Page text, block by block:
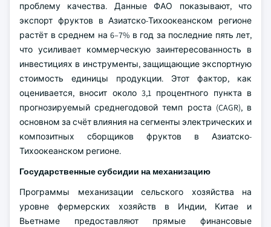
проблему качества. Данные ФАО показывают, что
экспорт фруктов в Азиатско-Тихоокеанском регионе
растёт в среднем на 6–7% в год за последние пять лет,
что усиливает коммерческую заинтересованность в
инвестициях в инструменты, защищающие экспортную
стоимость единицы продукции. Этот фактор, как
оценивается, вносит около 3,1 процентного пункта в
прогнозируемый среднегодовой темп роста (CAGR), в
основном за счёт влияния на сегменты электрических и
композитных сборщиков фруктов в Азиатско-
Тихоокеанском регионе.
Государственные субсидии на механизацию
Программы механизации сельского хозяйства на
уровне фермерских хозяйств в Индии, Китае и
Вьетнаме предоставляют прямые финансовые